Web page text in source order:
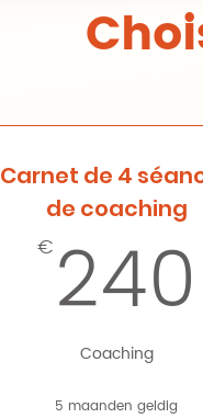
Carnet de 4
de coaching
€ 240
Coaching
5 maanden geldig